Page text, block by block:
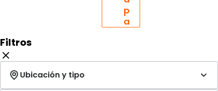
p
a
Filtros